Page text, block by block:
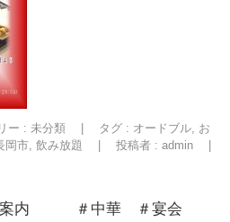
ー : 未分類 タグ : オードブル, お
岡市, 飲み放題 投稿者 : admin
ご案内 ＃中華 ＃宴会